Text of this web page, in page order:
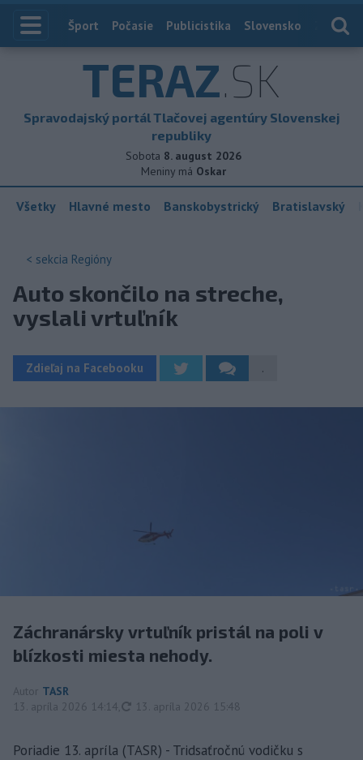
Index
Šport Počasie Publicistika Slovensko
TERAZ.SK
Spravodajský portál Tlačovej agentúry Slovenskej
republiky
Sobota 8. august 2026
Meniny má Oskar
Všetky Hlavné mesto Banskobystrický Bratislavský
< sekcia Regióny
Auto skončilo na streche,
vyslali vrtuľník
Zdieľaj na Facebooku .
Záchranársky vrtuľník pristál na poli v
blízkosti miesta nehody.
Autor TASR
13. apríla 2026 14:14
aktualizované
13. apríla 2026 15:48
Poriadie 13. apríla (TASR) - Tridsaťročnú vodičku s